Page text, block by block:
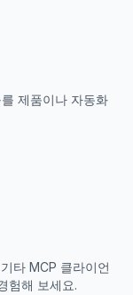
제품이나 자동화
타 MCP 클라이언
험해 보세요.